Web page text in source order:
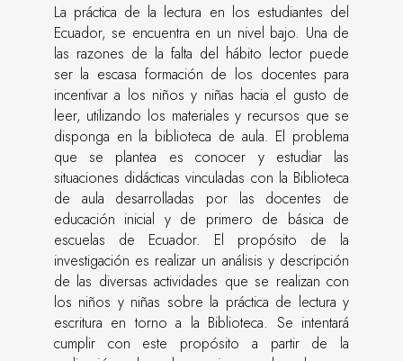
La práctica de la lectura en los estudiantes del
Ecuador, se encuentra en un nivel bajo. Una de
las razones de la falta del hábito lector puede
ser la escasa formación de los docentes para
incentivar a los niños y niñas hacia el gusto de
leer, utilizando los materiales y recursos que se
disponga en la biblioteca de aula. El problema
que se plantea es conocer y estudiar las
situaciones didácticas vinculadas con la Biblioteca
de aula desarrolladas por las docentes de
educación inicial y de primero de básica de
escuelas de Ecuador. El propósito de la
investigación es realizar un análisis y descripción
de las diversas actividades que se realizan con
los niños y niñas sobre la práctica de lectura y
escritura en torno a la Biblioteca. Se intentará
cumplir con este propósito a partir de la